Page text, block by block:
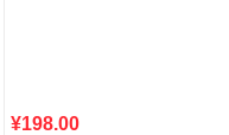
¥198.00